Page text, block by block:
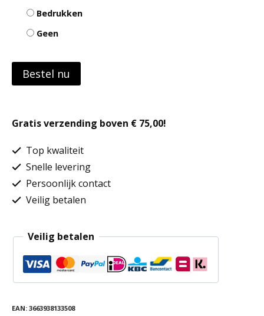
Bedrukken
Geen
Bestel nu
Gratis verzending boven € 75,00!
Top kwaliteit
Snelle levering
Persoonlijk contact
Veilig betalen
Veilig betalen
EAN: 3663938133508